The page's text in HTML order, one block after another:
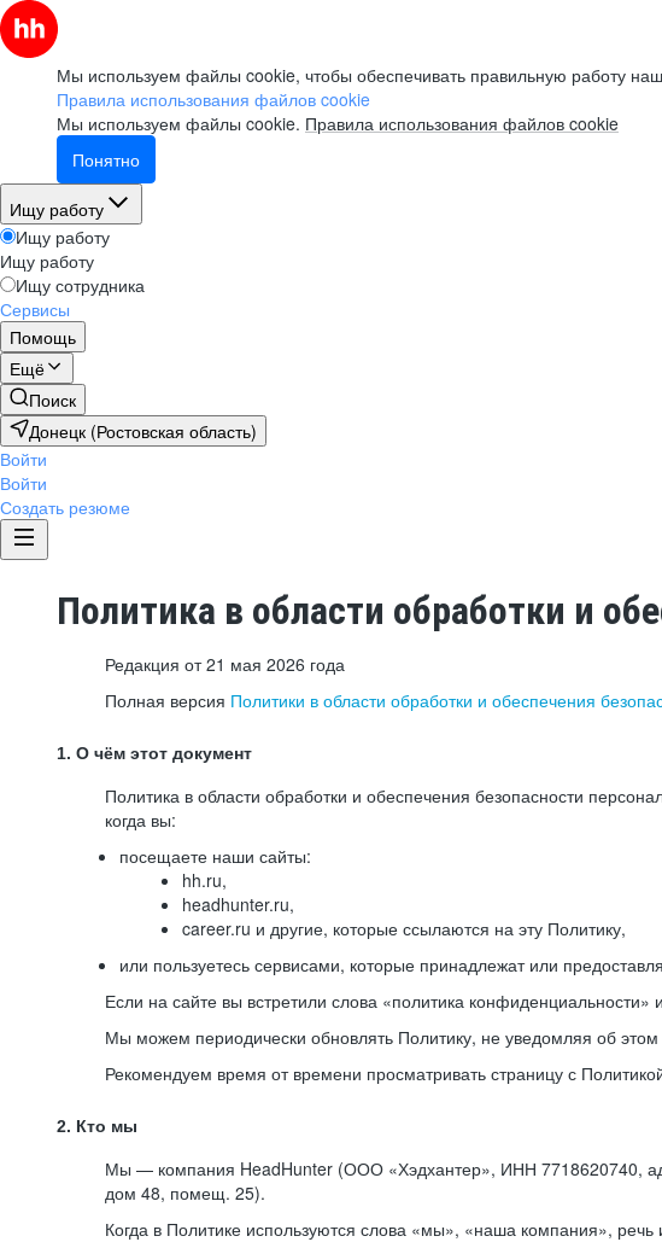
Мы используем файлы cookie, чтобы обеспечивать правильную работу
Правила использования файлов cookie
Мы используем файлы cookie. Правила использования файлов cookie
Понятно
Ищу работу
Ищу работу
Ищу работу
Ищу сотрудника
Сервисы
Помощь
Ещё
Поиск
Донецк (Ростовская область)
Войти
Войти
Создать резюме
Политика в области обработки и
Редакция от 21 мая 2026 года
Полная версия Политики в области обработки и обеспечения
1. О чём этот документ
Политика в области обработки и обеспечения безопасности
когда вы:
посещаете наши сайты:
hh.ru,
headhunter.ru,
career.ru и другие, которые ссылаются на эту Политику,
или пользуетесь сервисами, которые принадлежат или
Если на сайте вы встретили слова «политика
Мы можем периодически обновлять Политику, не уведомляя об
Рекомендуем время от времени просматривать страницу с
2. Кто мы
Мы — компания HeadHunter (ООО «Хэдхантер», ИНН 7718620740,
дом 48, помещ. 25).
Когда в Политике используются слова «мы», «наша компания»,